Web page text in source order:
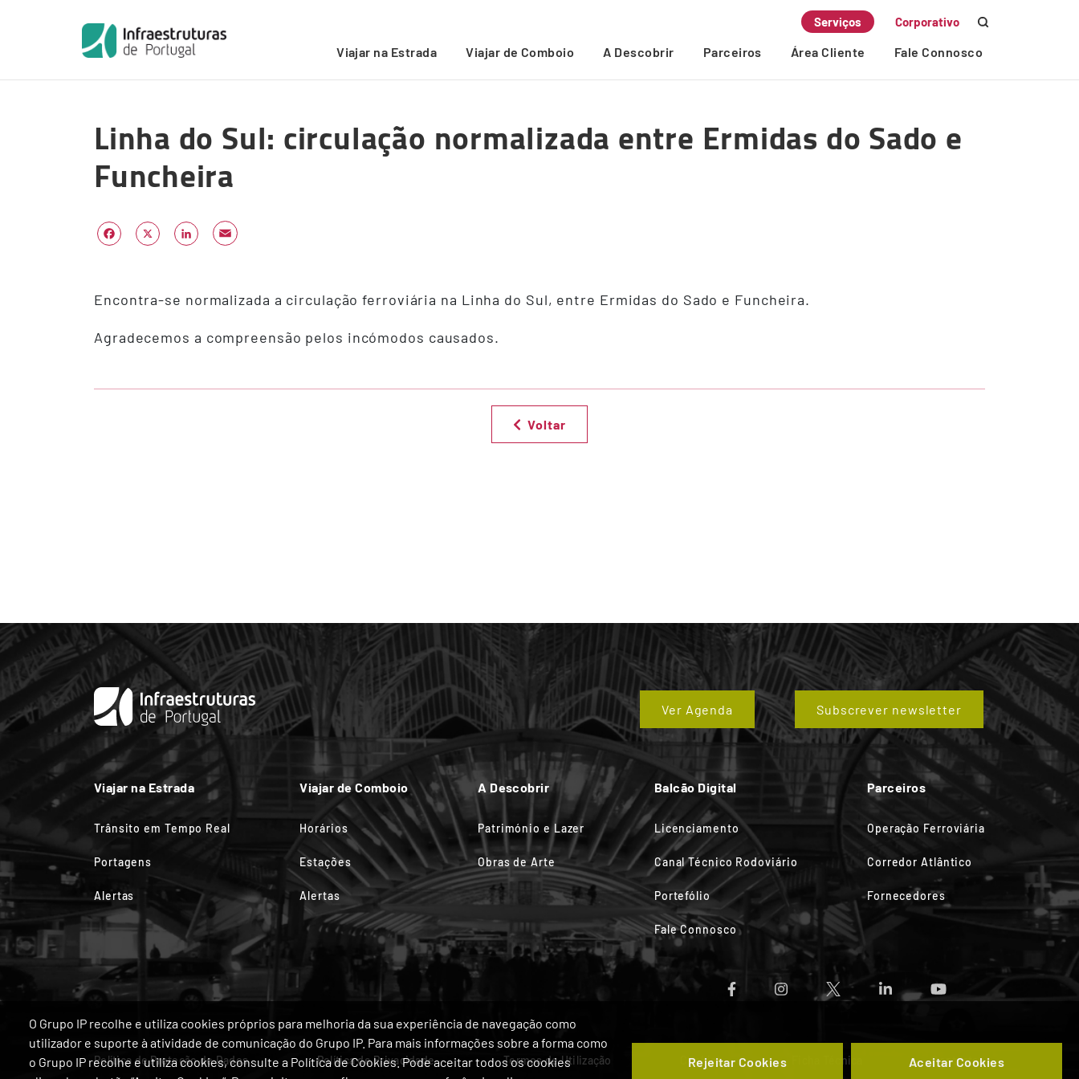
Serviços Corporativo
Viajar na Estrada Viajar de Comboio A Descobrir Parceiros Área Cliente Fale Connosco
Alertas / Linha do Sul: circulação normalizada entre Ermidas do Sado e Funcheira
Linha do Sul: circulação normalizada entre Ermidas do Sado e
Funcheira
Facebook
X LinkedIn
Encontra-se normalizada a circulação ferroviária na Linha do Sul, entre Ermidas do Sado e Funcheira.
Agradecemos a compreensão pelos incómodos causados.
Voltar
O Grupo IP recolhe e utiliza cookies próprios para melhoria da sua experiência de navegação como
utilizador e suporte à atividade de comunicação do Grupo IP. Para mais informações sobre a forma como
o Grupo IP recolhe e utiliza cookies, consulte a Política de Cookies. Pode aceitar todos os cookies
Rejeitar Cookies Aceitar Cookies
Ver Agenda Subscrever newsletter
Viajar na Estrada
Trânsito em Tempo Real
Portagens
Alertas
Viajar de Comboio
Horários
Estações
Alertas
A Descobrir
Património e Lazer
Obras de Arte
Balcão Digital
Licenciamento
Canal Técnico Rodoviário
Portefólio
Fale Connosco
Parceiros
Operação Ferroviária
Corredor Atlântico
Fornecedores
Política de Proteção de Dados Política de Privacidade Termos de Utilização Cookies Ficha Técnica Contactos